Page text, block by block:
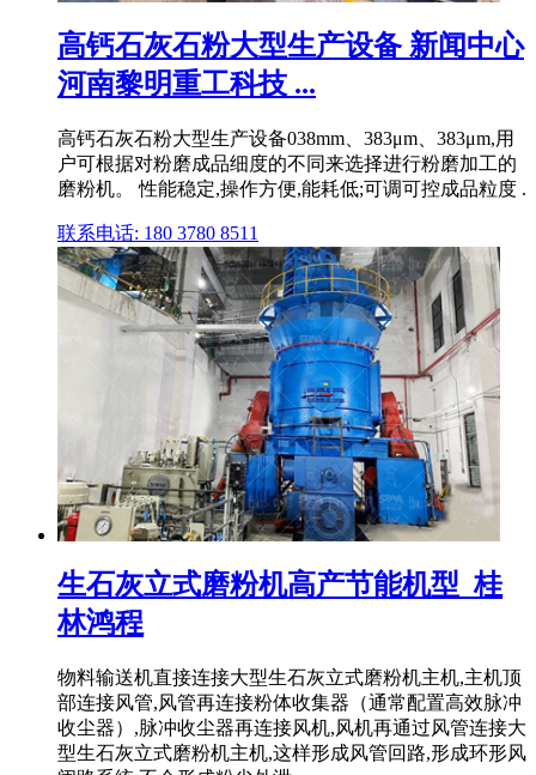
高钙石灰石粉大型生产设备 新闻中心
河南黎明重工科技 ...
高钙石灰石粉大型生产设备038mm、383μm、383μm,用
户可根据对粉磨成品细度的不同来选择进行粉磨加工的
磨粉机。 性能稳定,操作方便,能耗低;可调可控成品粒度 .
联系电话: 180 3780 8511
生石灰立式磨粉机高产节能机型_桂
林鸿程
物料输送机直接连接大型生石灰立式磨粉机主机,主机顶
部连接风管,风管再连接粉体收集器（通常配置高效脉冲
收尘器）,脉冲收尘器再连接风机,风机再通过风管连接大
型生石灰立式磨粉机主机,这样形成风管回路,形成环形风